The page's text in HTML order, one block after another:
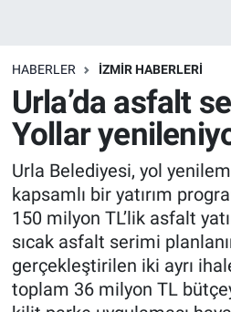
HABERLER İZMİR HABERLERİ
Urla’da asfalt
Yollar
Urla Belediyesi, yol
kapsamlı bir yatırım
150 milyon TL’lik asfalt
sıcak asfalt serimi
gerçekleştirilen iki ayrı
toplam 36 milyon TL